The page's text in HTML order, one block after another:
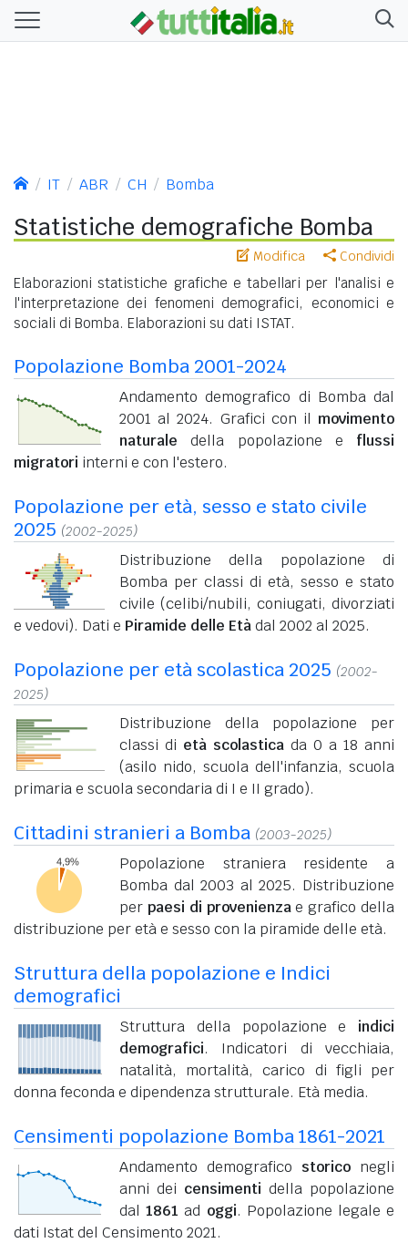
IT ABR CH Bomba
Statistiche demografiche Bomba
Modifica Condividi
Elaborazioni statistiche grafiche e tabellari per l'analisi e
l'interpretazione dei fenomeni demografici, economici e
sociali di Bomba. Elaborazioni su dati ISTAT.
Popolazione Bomba 2001-2024
Andamento demografico di Bomba dal
2001 al 2024. Grafici con il movimento
naturale della popolazione e flussi
migratori interni e con l'estero.
Popolazione per età, sesso e stato civile
2025 (2002-2025)
Distribuzione della popolazione di
Bomba per classi di età, sesso e stato
civile (celibi/nubili, coniugati, divorziati
e vedovi). Dati e Piramide delle Etàdal 2002 al 2025.
Popolazione per età scolastica 2025 (2002-
2025)
Distribuzione della popolazione per
classi di età scolastica da 0 a 18 anni
(asilo nido, scuola dell'infanzia, scuola
primaria e scuola secondaria di I e II grado).
Cittadini stranieri a Bomba (2003-2025)
Popolazione straniera residente a
Bomba dal 2003 al 2025. Distribuzione
per paesi di provenienzae grafico della
distribuzione per età e sesso con la piramide delle età.
Struttura della popolazione e Indici
demografici
Struttura della popolazione e indici
demografici. Indicatori di vecchiaia,
natalità, mortalità, carico di figli per
donna feconda e dipendenza strutturale. Età media.
Censimenti popolazione Bomba 1861-2021
Andamento demografico storico negli
anni dei censimenti della popolazione
dal1861 ad oggi. Popolazione legale e
dati Istat del Censimento 2021.